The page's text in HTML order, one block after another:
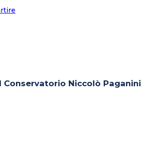
Niccolò Paganini